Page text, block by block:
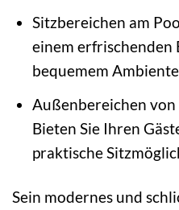
Sitzbereichen am
einem erfrischenden
bequemem
Außenbereichen
Bieten Sie Ihren
praktische
Sein modernes und